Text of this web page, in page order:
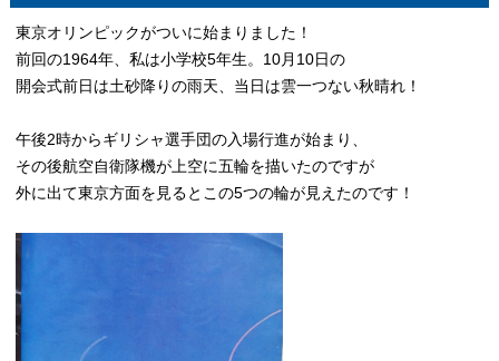
東京オリンピックがついに始まりました！
前回の1964年、私は小学校5年生。10月10日の
開会式前日は土砂降りの雨天、当日は雲一つない秋晴れ！
午後2時からギリシャ選手団の入場行進が始まり、
その後航空自衛隊機が上空に五輪を描いたのですが
外に出て東京方面を見るとこの5つの輪が見えたのです！